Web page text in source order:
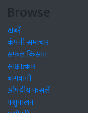
Browse
खबरें
कंपनी समाचार
सफल किसान
साक्षात्कार
बागवानी
औषधीय फसलें
पशुपालन